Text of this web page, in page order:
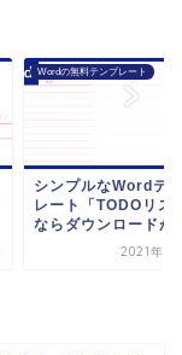
Wordの無料テンプレート
シンプルなWordテ
レート「TODOリス
ならダウンロードが
2021年9